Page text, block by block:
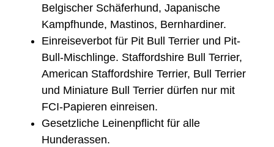
Belgischer Schäferhund, Japanische
Kampfhunde, Mastinos, Bernhardiner.
Einreiseverbot für Pit Bull Terrier und Pit-
Bull-Mischlinge. Staffordshire Bull Terrier,
American Staffordshire Terrier, Bull Terrier
und Miniature Bull Terrier dürfen nur mit
FCI-Papieren einreisen.
Gesetzliche Leinenpflicht für alle
Hunderassen.